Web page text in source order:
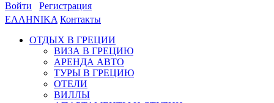
Войти
Регистрация
ΕΛΛΗΝΙΚΑ Контакты
ОТДЫХ В ГРЕЦИИ
ВИЗА В ГРЕЦИЮ
АРЕНДА АВТО
ТУРЫ В ГРЕЦИЮ
ОТЕЛИ
ВИЛЛЫ